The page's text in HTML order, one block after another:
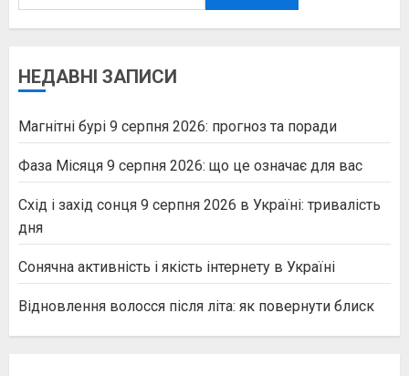
НЕДАВНІ ЗАПИСИ
Магнітні бурі 9 серпня 2026: прогноз та поради
Фаза Місяця 9 серпня 2026: що це означає для вас
Схід і захід сонця 9 серпня 2026 в Україні: тривалість
дня
Сонячна активність і якість інтернету в Україні
Відновлення волосся після літа: як повернути блиск